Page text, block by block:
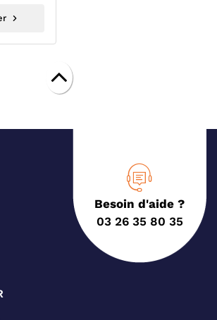
Besoin d'aide ?
03 26 35 80 35